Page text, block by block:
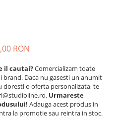
RON
il cautai?Comercializam toate
Daca nu gasesti un anumit
doresti o oferta personalizata, te
Urmareste
Adauga acest produs in
la promotie sau reintra in stoc.